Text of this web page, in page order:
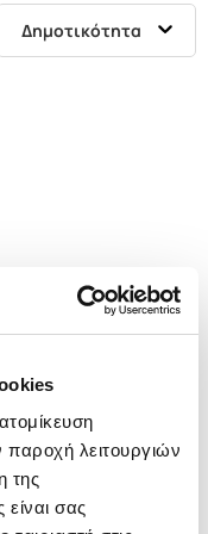
παροχή λειτουργιών
της
σας
Δημοτικότητα